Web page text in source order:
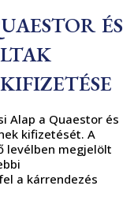
és
Alap a Quaestor és
kifizetését. A
levélben megjelölt
a kárrendezés